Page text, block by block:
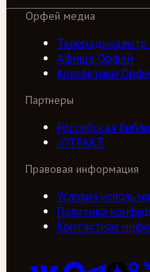
Орфей медиа
Афиша Орфей
Коллективы
Партнеры
Российская
///ТРАКТ
Правовая информация
Условия
Политика
Контактная